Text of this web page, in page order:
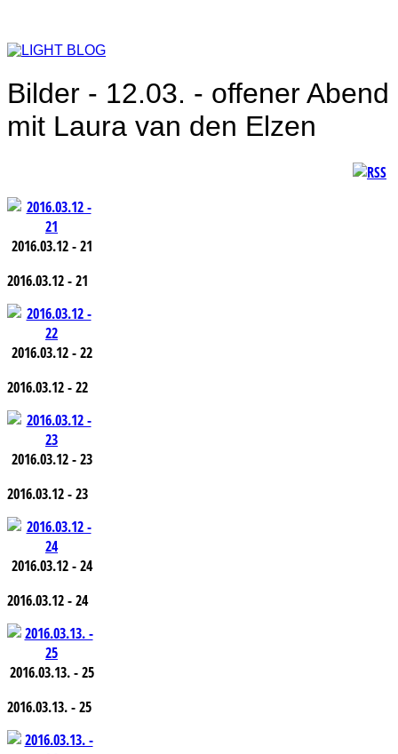
Bilder - 12.03. - offener Abend
mit Laura van den Elzen
2016.03.12 - 21
2016.03.12 - 21
2016.03.12 - 22
2016.03.12 - 22
2016.03.12 - 23
2016.03.12 - 23
2016.03.12 - 24
2016.03.12 - 24
2016.03.13. - 25
2016.03.13. - 25